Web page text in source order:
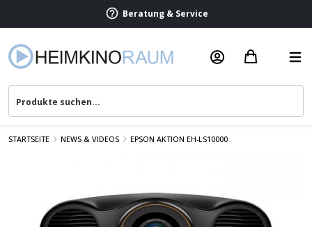
Beratung & Service
STARTSEITE NEWS & VIDEOS EPSON AKTION EH-LS10000